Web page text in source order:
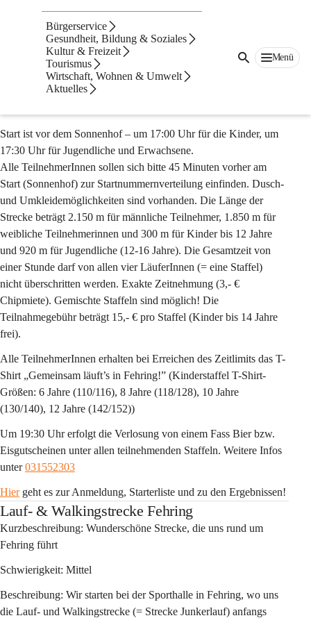
Bürgerservice
Gesundheit, Bildung & Soziales
Kultur & Freizeit
Tourismus
Wirtschaft, Wohnen & Umwelt
Aktuelles
Menü
Sportangebot
Fehringer Staffellauf beim Schulschlussfest
AM letzten Schultag vor den Sommerferien HEISST ES
Start ist vor dem Sonnenhof – um 17:00 Uhr für die Kinder, um
17:30 Uhr für Jugendliche und Erwachsene.
Alle TeilnehmerInnen sollen sich bitte 45 Minuten vorher am
Start (Sonnenhof) zur Startnummernverteilung einfinden. Dusch-
und Umkleidemöglichkeiten sind vorhanden. Die Länge der
Strecke beträgt 2.150 m für männliche Teilnehmer, 1.850 m für
weibliche Teilnehmerinnen und 300 m für Kinder bis 12 Jahre
und 920 m für Jugendliche (12-16 Jahre). Die Gesamtzeit von
einer Stunde darf von allen vier LäuferInnen (= eine Staffel)
nicht überschritten werden. Exakte Zeitnehmung (3,- €
Chipmiete). Gemischte Staffeln sind möglich! Die
Teilnahmegebühr beträgt 15,- € pro Staffel (Kinder bis 14 Jahre
frei).
Alle TeilnehmerInnen erhalten bei Erreichen des Zeitlimits das T-
Shirt „Gemeinsam läuft’s in Fehring!” (Kinderstaffel T-Shirt-
Größen: 6 Jahre (110/116), 8 Jahre (118/128), 10 Jahre
(130/140), 12 Jahre (142/152))
Um 19:30 Uhr erfolgt die Verlosung von einem Fass Bier bzw.
Eisgutscheinen unter allen teilnehmenden Staffeln. Weitere Infos
unter 031552303
Hier geht es zur Anmeldung, Starterliste und zu den Ergebnissen!
Lauf- & Walkingstrecke Fehring
Kurzbeschreibung: Wunderschöne Strecke, die uns rund um
Fehring führt
Schwierigkeit: Mittel
Beschreibung: Wir starten bei der Sporthalle in Fehring, wo uns
die Lauf- und Walkingstrecke (= Strecke Junkerlauf) anfangs